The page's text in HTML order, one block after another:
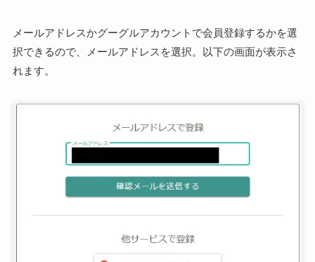
メールアドレスかグーグルアカウントで会員登録するかを選
択できるので、メールアドレスを選択。以下の画面が表示さ
れます。